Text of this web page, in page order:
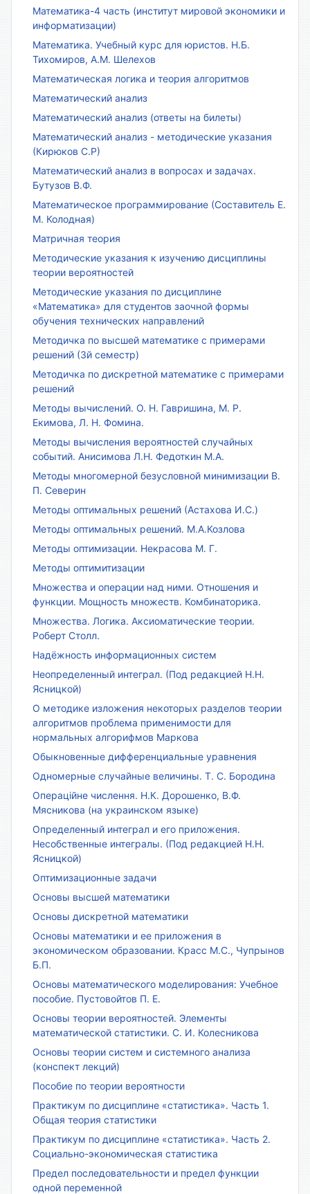
Математика-4 часть (институт мировой экономики и
информатизации)
Математика. Учебный курс для юристов. Н.Б.
Тихомиров, А.М. Шелехов
Математическая логика и теория алгоритмов
Математический анализ
Математический анализ (ответы на билеты)
Математический анализ - методические указания
(Кирюков С.Р)
Математический анализ в вопросах и задачах.
Бутузов В.Ф.
Математическое программирование (Составитель Е.
М. Колодная)
Матричная теория
Методические указания к изучению дисциплины
теории вероятностей
Методические указания по дисциплине
«Математика» для студентов заочной формы
обучения технических направлений
Методичка по высшей математике с примерами
решений (3й семестр)
Методичка по дискретной математике с примерами
решений
Методы вычислений. О. Н. Гавришина, М. Р.
Екимова, Л. Н. Фомина.
Методы вычисления вероятностей случайных
событий. Анисимова Л.Н. Федоткин М.А.
Методы многомерной безусловной минимизации В.
П. Северин
Методы оптимальных решений (Астахова И.С.)
Методы оптимальных решений. М.А.Козлова
Методы оптимизации. Некрасова М. Г.
Методы оптимитизации
Множества и операции над ними. Отношения и
функции. Мощность множеств. Комбинаторика.
Множества. Логика. Аксиоматические теории.
Роберт Столл.
Надёжность информационных систем
Неопределенный интеграл. (Под редакцией Н.Н.
Ясницкой)
О методике изложения некоторых разделов теории
алгоритмов проблема применимости для
нормальных алгорифмов Маркова
Обыкновенные дифференциальные уравнения
Одномерные случайные величины. Т. С. Бородина
Операційне числення. Н.К. Дорошенко, В.Ф.
Мясникова (на украинском языке)
Определенный интеграл и его приложения.
Несобственные интегралы. (Под редакцией Н.Н.
Ясницкой)
Оптимизационные задачи
Основы высшей математики
Основы дискретной математики
Основы математики и ее приложения в
экономическом образовании. Красс М.С., Чупрынов
Б.П.
Основы математического моделирования: Учебное
пособие. Пустовойтов П. Е.
Основы теории вероятностей. Элементы
математической статистики. С. И. Колесникова
Основы теории систем и системного анализа
(конспект лекций)
Пособие по теории вероятности
Практикум по дисциплине «статистика». Часть 1.
Общая теория статистики
Практикум по дисциплине «статистика». Часть 2.
Социально-экономическая статистика
Предел последовательности и предел функции
одной переменной